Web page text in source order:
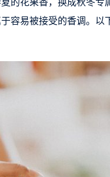
的花果香，换成秋冬
容易被接受的香调。